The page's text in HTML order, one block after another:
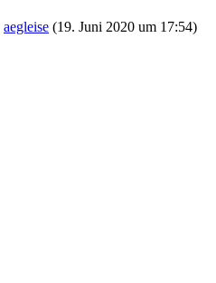
aegleise (19. Juni 2020 um 17:54)